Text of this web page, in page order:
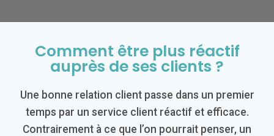
Comment être plus réactif
auprès de ses clients ?
Une bonne relation client passe dans un premier
temps par un service client réactif et efficace.
Contrairement à ce que l’on pourrait penser, un